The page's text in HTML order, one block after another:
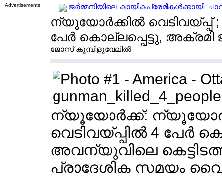
Advertisements ജര്‍മ്മനിയിലെ കായികപ്രേമികള്‍ക്കായി
ന്യൂയോര്‍ക്കില്‍ വെടിവയ്പ്പ്
പേര്‍ കൊല്ലപ്പെട്ടു, അക്രമി
ജോസ് കുമ്പിളുവേലില്‍
ന്യൂയോര്‍ക്ക്:
വെടിവയ്പ്പില്‍ 4 പേര്‍
അവന്യുവിലെ
പ്രാദേശിക സമയം